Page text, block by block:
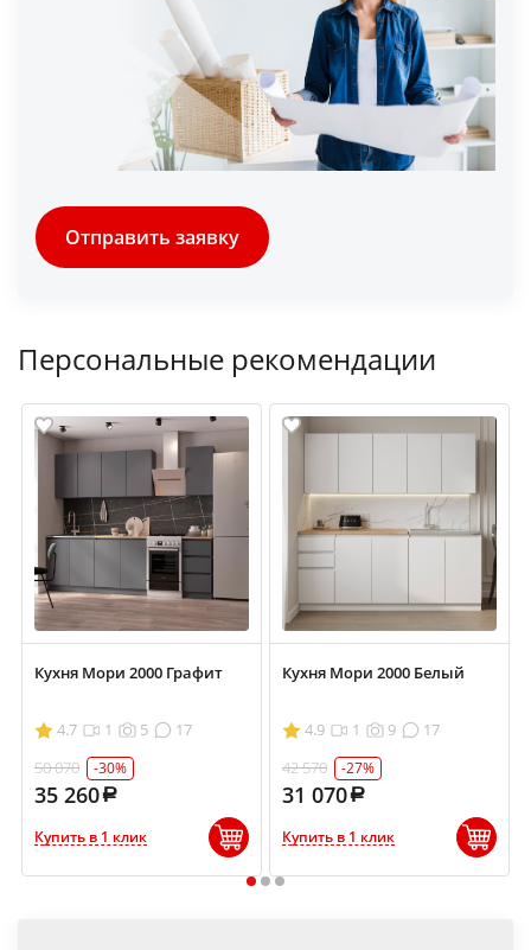
Отправить заявку
Персональные рекомендации
Кухня Мори 2000 Графит
4.7 1 5
17
50 070
-30%
35 260
Купить в 1 клик
Кухня Мори 2000 Белый
4.9 1 9
17
42 570
-27%
31 070
Купить в 1 клик
1 2 3